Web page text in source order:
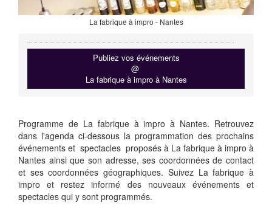
La fabrique à impro - Nantes
Publiez vos événements
@
La fabrique à impro à Nantes
Programme de La fabrique à impro à Nantes. Retrouvez
dans l'agenda ci-dessous la programmation des prochains
événements et spectacles proposés à La fabrique à impro à
Nantes ainsi que son adresse, ses coordonnées de contact
et ses coordonnées géographiques. Suivez La fabrique à
impro et restez informé des nouveaux événements et
spectacles qui y sont programmés.